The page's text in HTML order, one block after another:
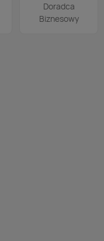
Doradca
Biznesowy